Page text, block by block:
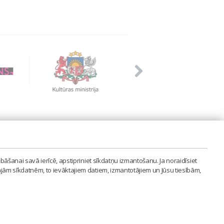
savā ierīcē, apstipriniet sīkdatņu izmantošanu. Ja noraidīsiet
sīkdatnēm, to ievāktajiem datiem, izmantotājiem un Jūsu tiesībām,